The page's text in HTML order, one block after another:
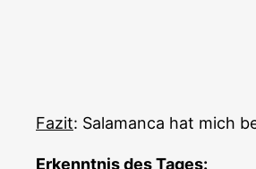
Fazit: Salamanca hat mich
Erkenntnis des Tages: